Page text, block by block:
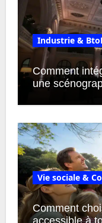
Industrie &
Comment
une
Vie sociale &
Comment